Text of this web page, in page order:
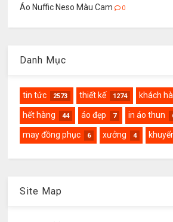
Áo Nuffic Neso Màu Cam 0
Danh Mục
tin tức 2573 thiết kế 1274 khách
hết hàng 44 áo đẹp 7 in áo thun
may đồng phục 6 xưởng 4
Site Map